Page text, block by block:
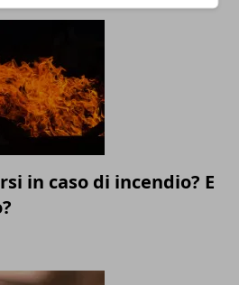
in caso di incendio? E